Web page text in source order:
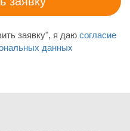
заявку", я даю согласие
данных